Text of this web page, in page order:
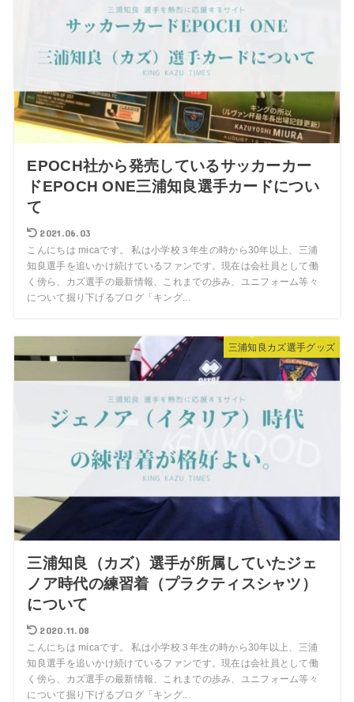
EPOCH社から発売しているサッカーカー
ドEPOCH ONE三浦知良選手カードについ
て
2021.06.03
こんにちは micaです。 私は小学校３年生の時から30年以上、三浦
知良選手を追いかけ続けているファンです。現在は会社員として働
く傍ら、カズ選手の最新情報、これまでの歩み、ユニフォーム等々
について掘り下げるブログ「キング...
三浦知良カズ選手グッズ
三浦知良（カズ）選手が所属していたジェ
ノア時代の練習着（プラクティスシャツ）
について
2020.11.08
こんにちは micaです。 私は小学校３年生の時から30年以上、三浦
知良選手を追いかけ続けているファンです。現在は会社員として働
く傍ら、カズ選手の最新情報、これまでの歩み、ユニフォーム等々
について掘り下げるブログ「キング...